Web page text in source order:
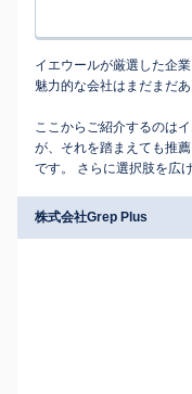
イエウールが厳選した企
魅力的な会社はまだまだあ
ここからご紹介するのは
が、それを踏まえても推
です。 さらに選択肢を広
株式会社Grep Plus